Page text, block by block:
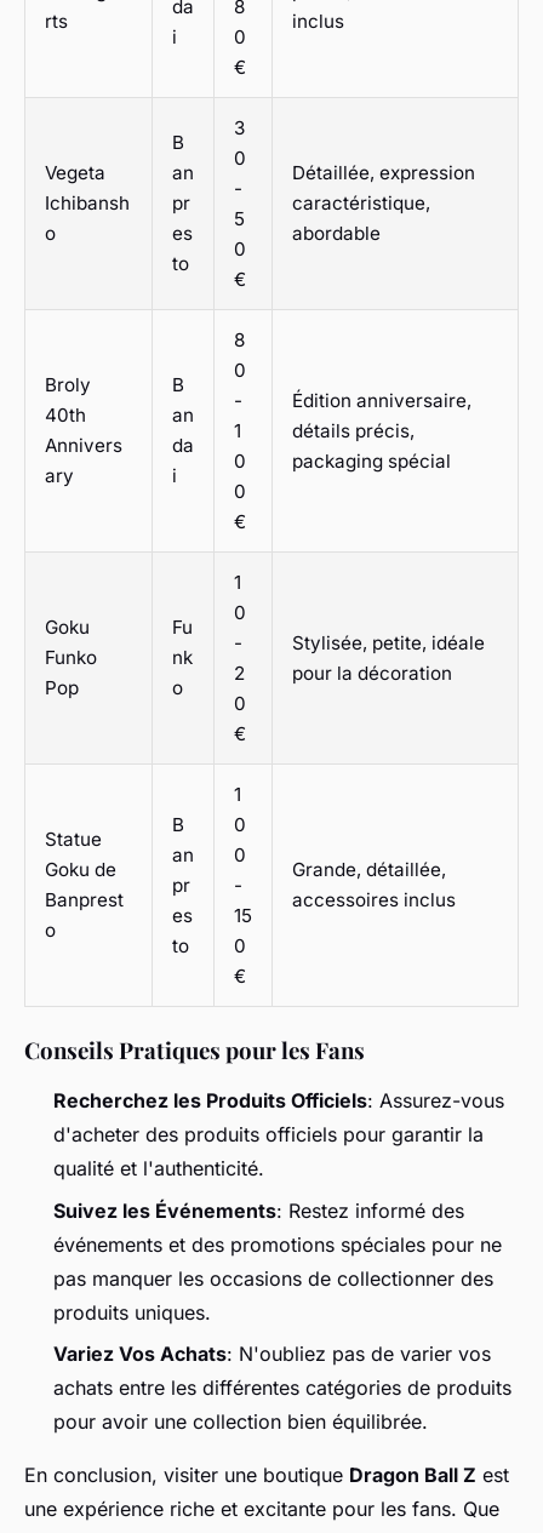
rts
da
i
8
0
€
inclus
Vegeta
Ichibansh
o
B
an
pr
es
to
3
0
-
5
0
€
Détaillée, expression
caractéristique,
abordable
Broly
40th
Annivers
ary
B
an
da
i
8
0
-
1
0
0
€
Édition anniversaire,
détails précis,
packaging spécial
Goku
Funko
Pop
Fu
nk
o
1
0
-
2
0
€
Stylisée, petite, idéale
pour la décoration
Statue
Goku de
Banprest
o
B
an
pr
es
to
1
0
0
-
15
0
€
Grande, détaillée,
accessoires inclus
Conseils Pratiques pour les Fans
Recherchez les Produits Officiels: Assurez-vous
d'acheter des produits officiels pour garantir la
qualité et l'authenticité.
Suivez les Événements: Restez informé des
événements et des promotions spéciales pour ne
pas manquer les occasions de collectionner des
produits uniques.
Variez Vos Achats: N'oubliez pas de varier vos
achats entre les différentes catégories de produits
pour avoir une collection bien équilibrée.
En conclusion, visiter une boutique Dragon Ball Z est
une expérience riche et excitante pour les fans. Que